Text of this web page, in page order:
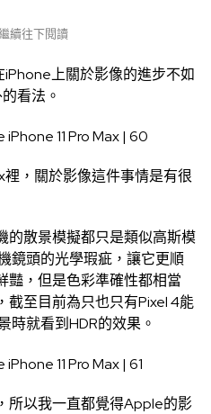
續往下閱讀
上關於影像的進步不如
看法。
裡，關於影像這件事情是有很
的散景模擬都只是類似高斯模
鏡頭的光學瑕疵，讓它更順
豔，但是色彩準確性都相當
截至目前為只也只有Pixel 4能
時就看到HDR的效果。
所以我一直都覺得Apple的影